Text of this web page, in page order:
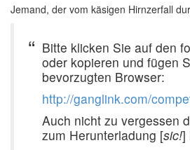
Jemand, der vom käsigen Hirnzerfall
Bitte klicken Sie auf den
oder kopieren und fügen
bevorzugten Browser:
http://ganglink.com/
Auch nicht zu vergessen
zum Herunterladung [sic!]